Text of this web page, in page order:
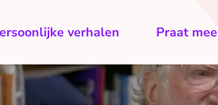
verhalen Praat mee